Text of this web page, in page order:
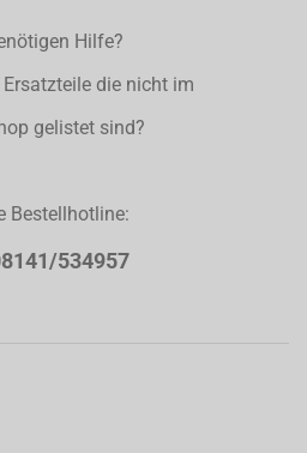
Hilfe?
die nicht im
gelistet sind?
Bestellhotline:
534957